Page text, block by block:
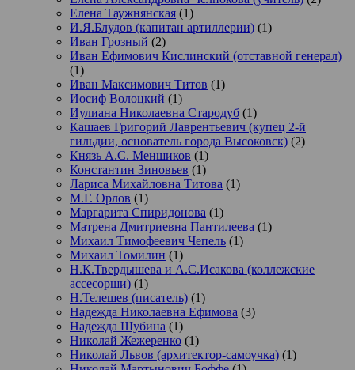
Елена Таужнянская (1)
И.Я.Блудов (капитан артиллерии) (1)
Иван Грозный (2)
Иван Ефимович Кислинский (отставной генерал)
(1)
Иван Максимович Титов (1)
Иосиф Волоцкий (1)
Иулиана Николаевна Стародуб (1)
Кашаев Григорий Лаврентьевич (купец 2-й
гильдии, основатель города Высоковск) (2)
Князь А.С. Меншиков (1)
Константин Зиновьев (1)
Лариса Михайловна Титова (1)
М.Г. Орлов (1)
Маргарита Спиридонова (1)
Матрена Дмитриевна Пантилеева (1)
Михаил Тимофеевич Чепель (1)
Михаил Томилин (1)
Н.К.Твердышева и А.С.Исакова (коллежские
ассесорши) (1)
Н.Телешев (писатель) (1)
Надежда Николаевна Ефимова (3)
Надежда Шубина (1)
Николай Жежеренко (1)
Николай Львов (архитектор-самоучка) (1)